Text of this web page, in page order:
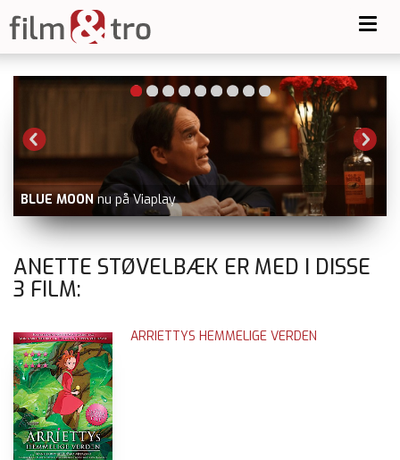
BLUE MOON nu på Viaplay
ANETTE STØVELBÆK ER MED I DISSE
3 FILM:
ARRIETTYS HEMMELIGE VERDEN